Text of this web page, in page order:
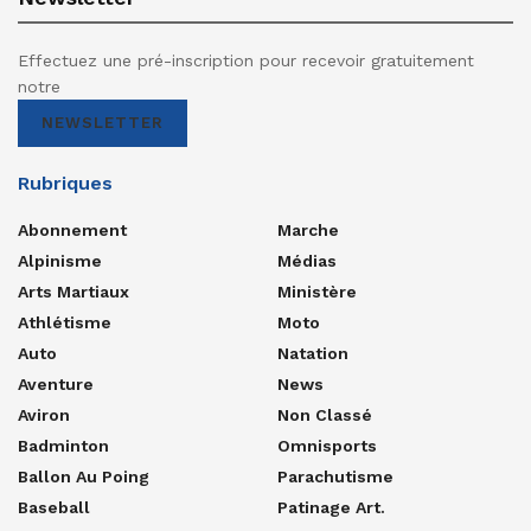
Effectuez une pré-inscription pour recevoir gratuitement
notre
NEWSLETTER
Rubriques
Abonnement
Alpinisme
Arts Martiaux
Athlétisme
Auto
Aventure
Aviron
Badminton
Ballon Au Poing
Baseball
Marche
Médias
Ministère
Moto
Natation
News
Non Classé
Omnisports
Parachutisme
Patinage Art.